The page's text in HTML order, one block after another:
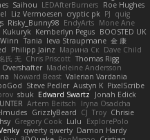
Saihou LEDAfterBurners Roe Hughes
Liz Vermoesen cryptic pk PJ quig
Risky_Bunny98 EndyArts Mone Ane
Kukuryk Kemberlyn Pegus BOOSTED UK
Tania Ieva Straupmane 金 康
Philipp Jainz Марина Ск Dave Child
氏 无 Chris Priscott Thomas Rigg
Overshafter Madeleine Andersson
Noward Beast Valerian Vardania
Steve Pedler Austyn K PixelScribe
sbuk Edward Swartz
Jonah Edick
Artem Beitsch
Iryna Osadcha
GrizzlyBeard CJ Troy Chrisie
Gregory Cook Lulu
ExplorePolo
qwerty qwerty Damon Hardy